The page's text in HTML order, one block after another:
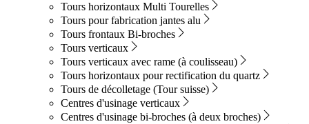
Tours horizontaux Multi Tourelles
Tours pour fabrication jantes alu
Tours frontaux Bi-broches
Tours verticaux
Tours verticaux avec rame (à coulisseau)
Tours horizontaux pour rectification du quartz
Tours de décolletage (Tour suisse)
Centres d'usinage verticaux
Centres d'usinage bi-broches (à deux broches)